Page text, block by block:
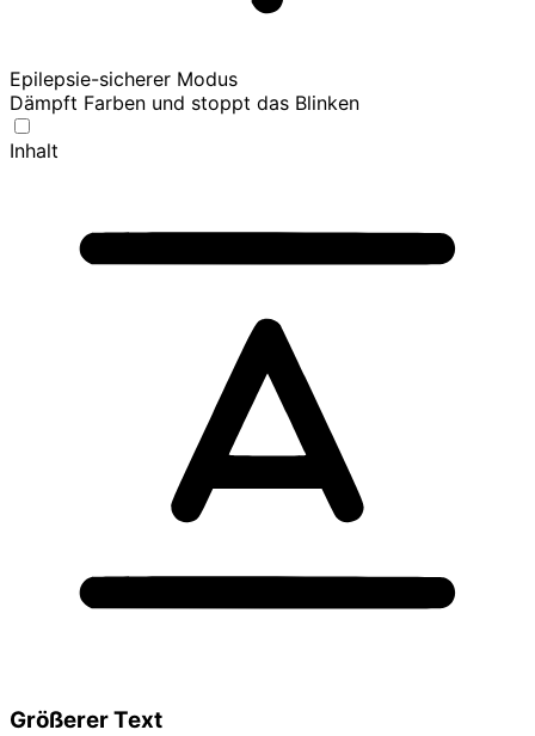
Epilepsie-sicherer Modus
Dämpft Farben und stoppt das Blinken
Inhalt
Größerer Text